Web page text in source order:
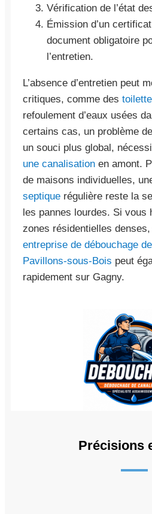
Vérification de l’état
Émission d’un
document obligatoire
l’entretien.
L’absence d’entretien peut
critiques, comme des
refoulement d’eaux usées
certains cas, un problème
un souci plus global,
une canalisation en amont.
de maisons individuelles,
septique régulière reste la
les pannes lourdes. Si vous
zones résidentielles denses,
entreprise de débouchage
Pavillons-sous-Bois peut
rapidement sur Gagny.
Précisions